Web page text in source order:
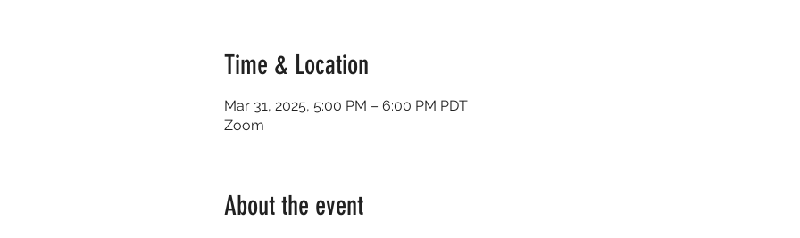
Time & Location
Mar 31, 2025, 5:00 PM – 6:00 PM PDT
Zoom
About the event